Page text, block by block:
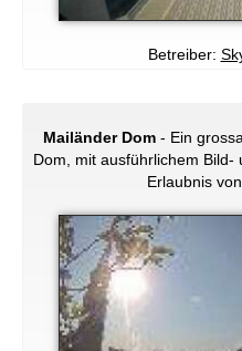
Betreiber:
Mailänder Dom - Ein
Dom, mit ausführlichem
Erlaubnis